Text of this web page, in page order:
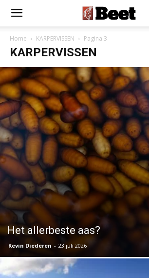
Home KARPERVISSEN Pagina 3
KARPERVISSEN
Het allerbeste aas?
Kevin Diederen - 23 juli 2026